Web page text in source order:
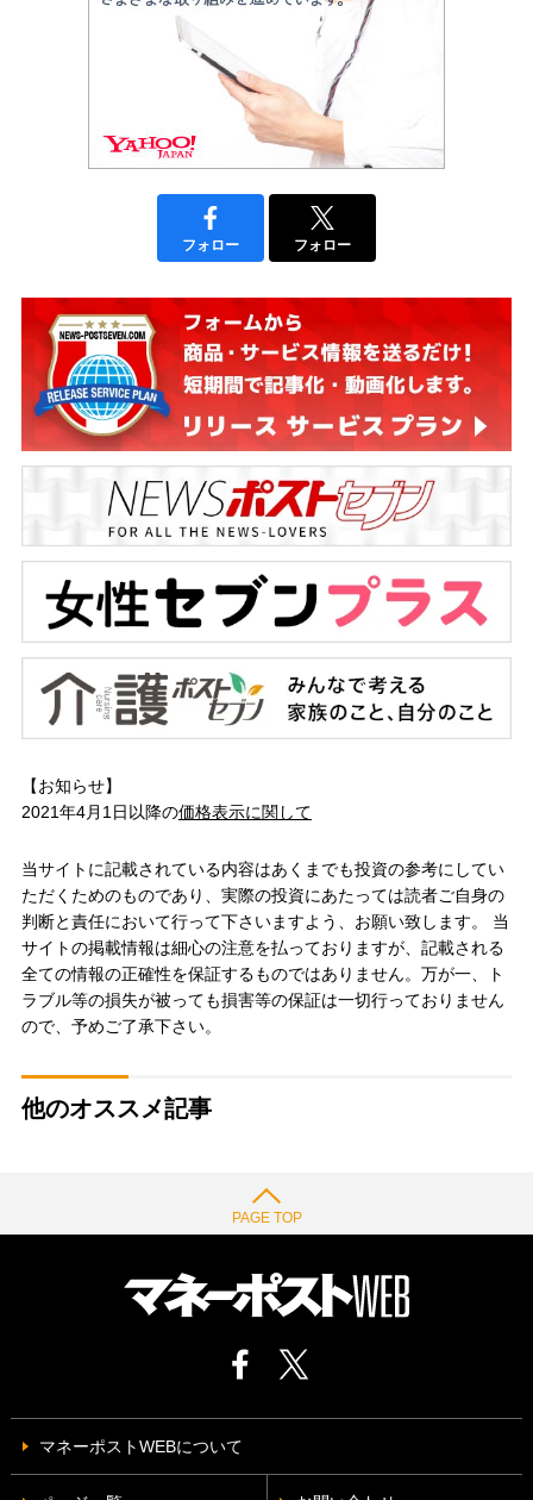
フォロー フォロー
【お知らせ】
2021年4月1日以降の価格表示に関して
当サイトに記載されている内容はあくまでも投資の参考にしてい
ただくためのものであり、実際の投資にあたっては読者ご自身の
判断と責任において行って下さいますよう、お願い致します。 当
サイトの掲載情報は細心の注意を払っておりますが、記載される
全ての情報の正確性を保証するものではありません。万が一、ト
ラブル等の損失が被っても損害等の保証は一切行っておりません
ので、予めご了承下さい。
他のオススメ記事
PAGE TOP
マネーポストWEBについて